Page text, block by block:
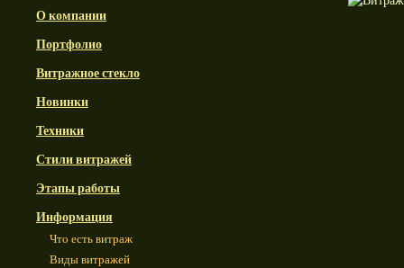
О компании
Портфолио
Витражное стекло
Новинки
Техники
Стили витражей
Этапы работы
Информация
Что есть витраж
Виды витражей